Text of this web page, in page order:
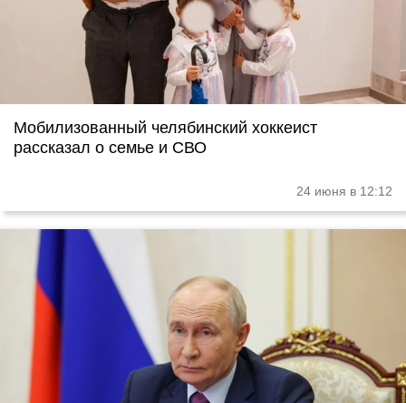
Мобилизованный челябинский хоккеист
рассказал о семье и СВО
24 июня в 12:12